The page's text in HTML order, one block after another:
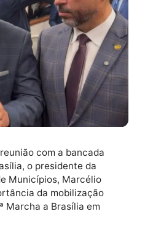
reunião com a bancada
o presidente da